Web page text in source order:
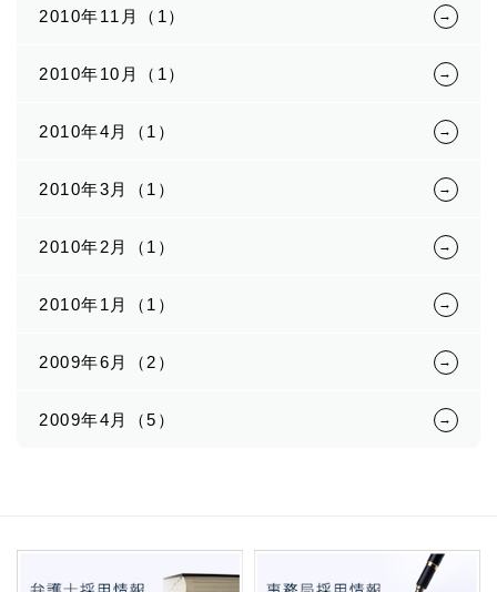
2010年11月（1）
2010年10月（1）
2010年4月（1）
2010年3月（1）
2010年2月（1）
2010年1月（1）
2009年6月（2）
2009年4月（5）